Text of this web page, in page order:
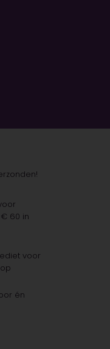
60 in
voor
én